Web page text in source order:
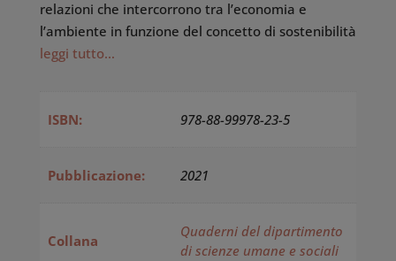
relazioni che intercorrono tra l’economia e
l’ambiente in funzione del concetto di sostenibilità
leggi tutto…
ISBN: 978-88-99978-23-5
Pubblicazione: 2021
Collana
Quaderni del dipartimento
di scienze umane e sociali